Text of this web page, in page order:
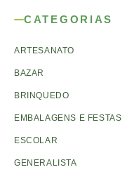
CATEGORIAS
ARTESANATO
BAZAR
BRINQUEDO
EMBALAGENS E FESTAS
ESCOLAR
GENERALISTA